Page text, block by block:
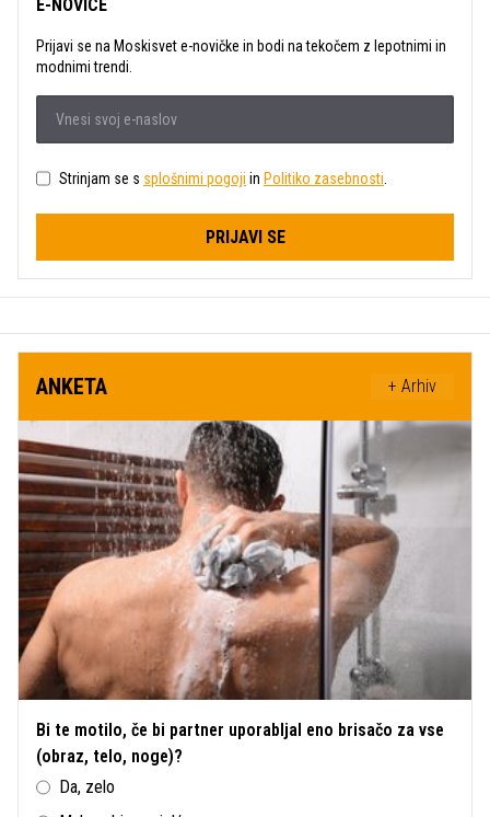
E-NOVICE
Prijavi se na Moskisvet e-novičke in bodi na tekočem z lepotnimi in
modnimi trendi.
Strinjam se s splošnimi pogoji in Politiko zasebnosti
PRIJAVI SE
ANKETA + Arhiv
Bi te motilo, če bi partner uporabljal eno brisačo za vse
(obraz, telo, noge)?
Da, zelo